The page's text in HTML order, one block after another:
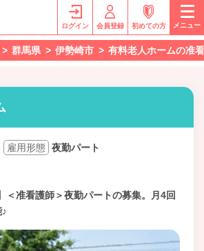
ログイン 会員登録 初めての方 メニュー
群馬県 伊勢崎市 有料老人ホームの准
雇用形態 夜勤パート
＜准看護師＞夜勤パートの募集。月4回